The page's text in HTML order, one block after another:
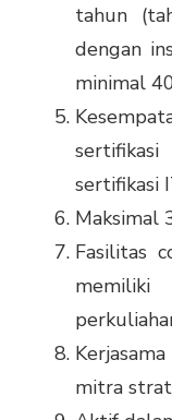
tahun
dengan
minimal
sertifikasi
Maksimal
Fasilitas
mitra